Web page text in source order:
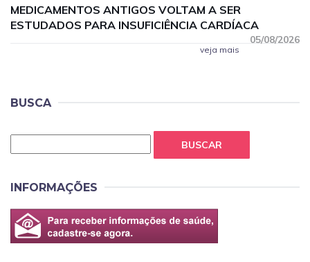
MEDICAMENTOS ANTIGOS VOLTAM A SER
ESTUDADOS PARA INSUFICIÊNCIA CARDÍACA
05/08/2026
veja mais
BUSCA
BUSCAR
INFORMAÇÕES